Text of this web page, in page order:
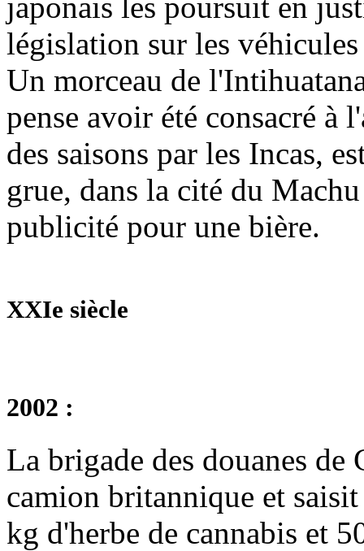
japonais les poursuit en
législation sur les
Un morceau de
pense avoir été consacré à
des saisons par les Incas,
grue, dans la cité du
publicité pour une bière.
XXIe siècle
2002 :
La brigade des douanes de
camion britannique et
kg d'herbe de cannabis et